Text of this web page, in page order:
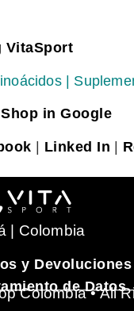
VitaSport
|
in Google
| Linked In |
| Colombia
y Devoluciones
de Datos
Colombia • All